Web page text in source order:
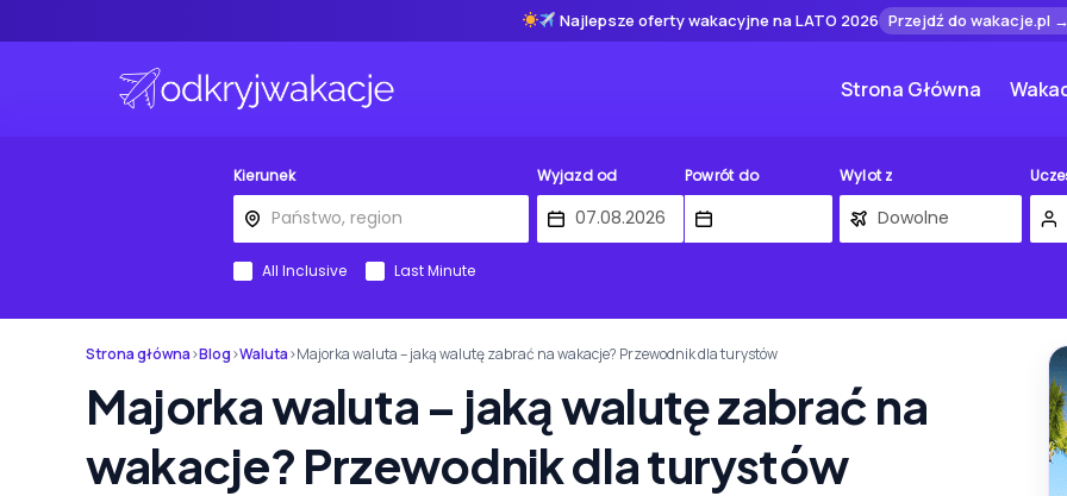
Najlepsze oferty wakacyjne na LATO 2026 Przejdź do wakacje.pl
Strona Główna
Kierunek Wyjazd od Powrót do Wylot z
All Inclusive Last Minute
Strona główna›Blog›Waluta›Majorka waluta – jaką walutę zabrać na wakacje? Przewodnik dla turystów
Majorka waluta – jaką walutę zabrać na
wakacje? Przewodnik dla turystów